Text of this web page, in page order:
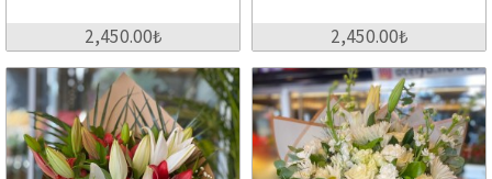
2,450.00₺ 2,450.00₺